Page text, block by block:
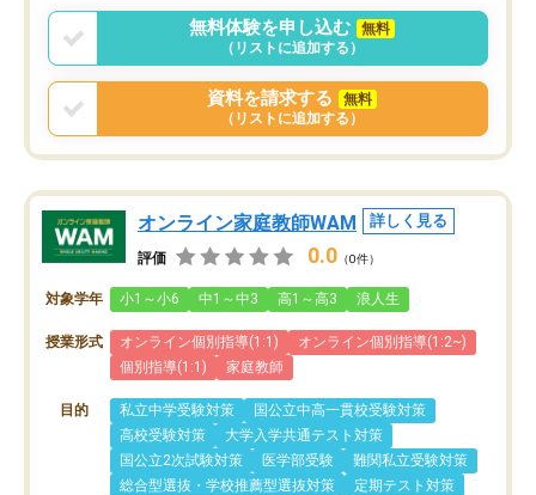
無料体験を申し込む
無料
（リストに追加する）
資料を請求する
無料
（リストに追加する）
オンライン家庭教師WAM 詳しく見る
評価 0.0 （0件）
対象学年 小1～小6 中1～中3 高1～高3 浪人生
授業形式 オンライン個別指導(1:1)
オンライン個別指導(1:2~)
個別指導(1:1)
家庭教師
目的 私立中学受験対策
国公立中高一貫校受験対策
高校受験対策
大学入学共通テスト対策
国公立2次試験対策
医学部受験
難関私立受験対策
総合型選抜・学校推薦型選抜対策
定期テスト対策